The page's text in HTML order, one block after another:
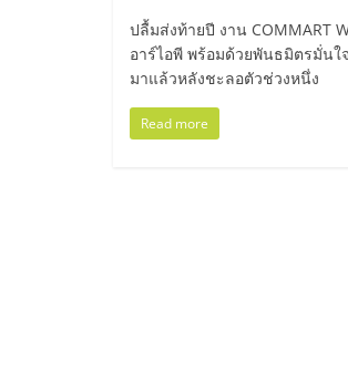
ไชส์
ขาย
ปลื้มส่งท้ายปี งาน COMMART
อาร์ไอพี พร้อมด้วยพันธมิตรมั่น
มาแล้วหลังชะลอตัวช่วงหนึ่ง
Read more